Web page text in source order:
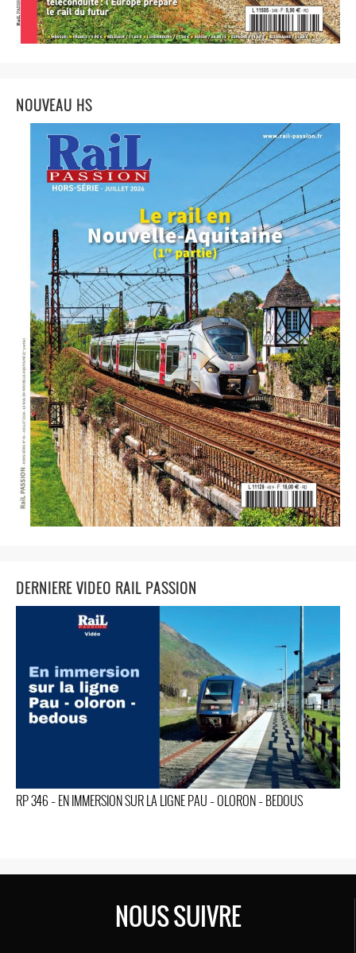
NOUVEAU HS
DERNIERE VIDEO RAIL PASSION
RP 346 – EN IMMERSION SUR LA LIGNE PAU – OLORON – BEDOUS
NOUS SUIVRE